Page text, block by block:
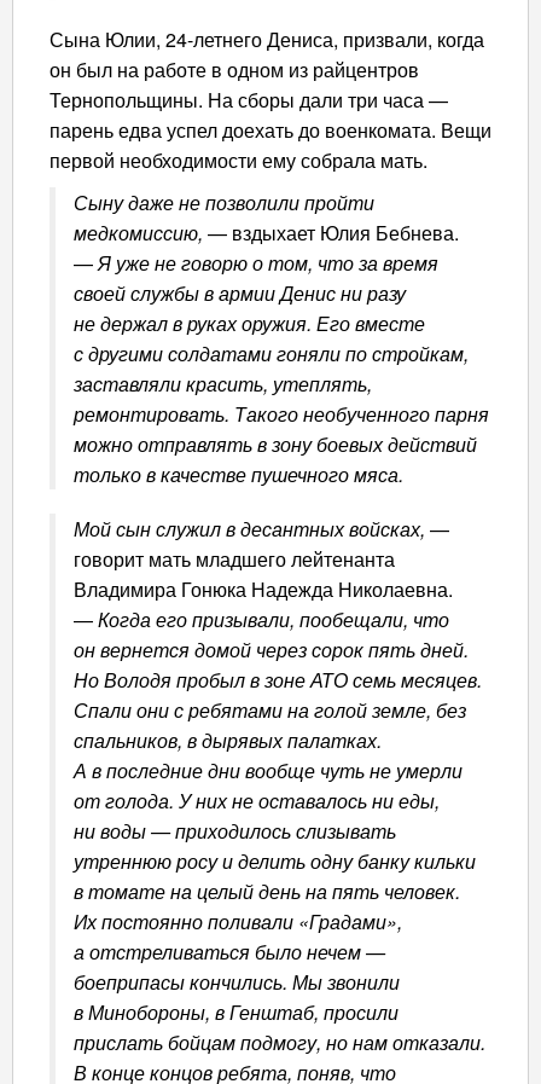
Сына Юлии, 24-летнего Дениса, призвали, когда
он был на работе в одном из райцентров
Тернопольщины. На сборы дали три часа —
парень едва успел доехать до военкомата. Вещи
первой необходимости ему собрала мать.
Сыну даже не позволили пройти
медкомиссию, — вздыхает Юлия Бебнева.
—Я уже не говорю о том, что за время
своей службы в армии Денис ни разу
не держал в руках оружия. Его вместе
с другими солдатами гоняли по стройкам,
заставляли красить, утеплять,
ремонтировать. Такого необученного парня
можно отправлять в зону боевых действий
только в качестве пушечного мяса.
Мой сын служил в десантных войсках, —
говорит мать младшего лейтенанта
Владимира Гонюка Надежда Николаевна.
—Когда его призывали, пообещали, что
он вернется домой через сорок пять дней.
Но Володя пробыл в зоне АТО семь месяцев.
Спали они с ребятами на голой земле, без
спальников, в дырявых палатках.
А в последние дни вообще чуть не умерли
от голода. У них не оставалось ни еды,
ни воды — приходилось слизывать
утреннюю росу и делить одну банку кильки
в томате на целый день на пять человек.
Их постоянно поливали «Градами»,
а отстреливаться было нечем —
боеприпасы кончились. Мы звонили
в Минобороны, в Генштаб, просили
прислать бойцам подмогу, но нам отказали.
В конце концов ребята, поняв, что